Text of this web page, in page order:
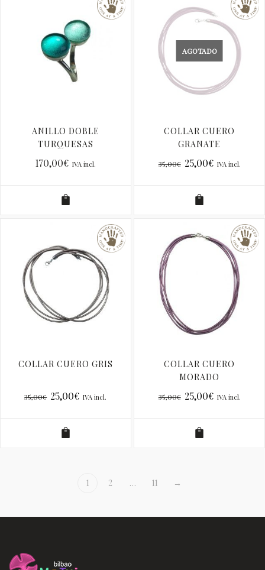
ANILLO DOBLE
TURQUESAS
170,00€ IVA incl.
AGOTADO
COLLAR CUERO
GRANATE
35,00€ 25,00€ IVA incl.
COLLAR CUERO GRIS
35,00€ 25,00€ IVA incl.
COLLAR CUERO
MORADO
35,00€ 25,00€ IVA incl.
1 2 … 11 →